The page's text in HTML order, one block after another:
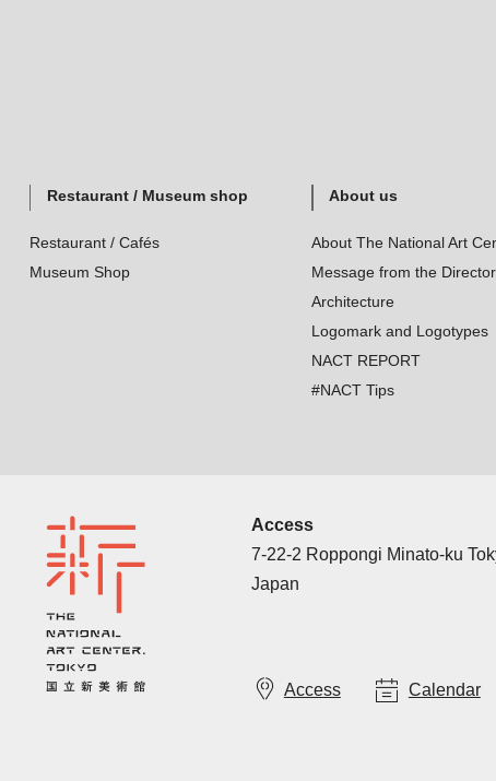
Restaurant / Museum shop
Restaurant / Cafés
Museum Shop
About us
About The National Art
Message from the
Architecture
Logomark and Logotypes
NACT REPORT
#NACT Tips
Access
7-22-2 Roppongi Minato-ku
Japan
Access Calendar